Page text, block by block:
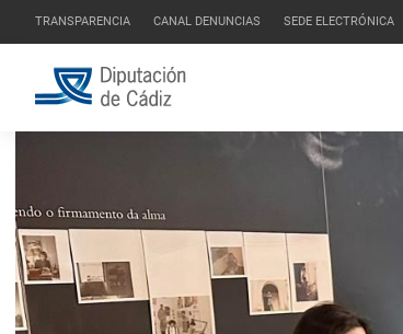
TRANSPARENCIA CANAL DENUNCIAS SEDE ELECTRÓNICA